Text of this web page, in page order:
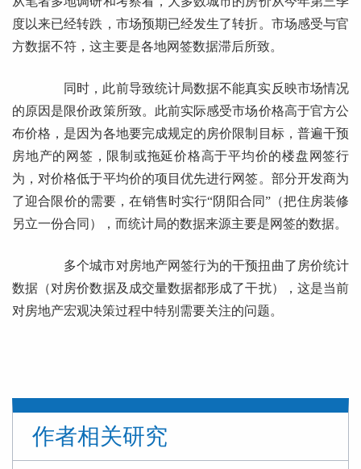
度以来已经转跌，市场预期已经发生了转折。市场感受与官
方数据不符，这主要是各地网签数据滞后所致。
同时，此前导致统计局数据不能真实反映市场情况
的原因是限价政策所致。此前实际感受市场价格高于官方公
布价格，是因为各地要完成规定的房价限制目标，普遍干预
房地产的网签，限制或拖延价格高于平均价的楼盘网签行
为，对价格低于平均价的项目优先进行网签。部分开发商为
了迎合限价的需要，在销售时实行“阴阳合同”（把住房装修
另立一份合同），而统计局的数据来源主要是网签的数据。
多个城市对房地产网签行为的干预扭曲了房价统计
数据（对房价数据及成交量数据都形成了干扰），这是当前
对房地产宏观决策过程中特别需要关注的问题。
作者相关研究